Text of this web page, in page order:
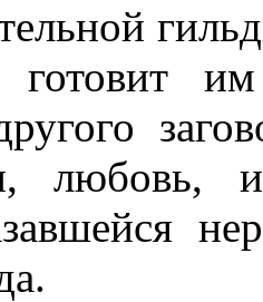
готовит
любовь,